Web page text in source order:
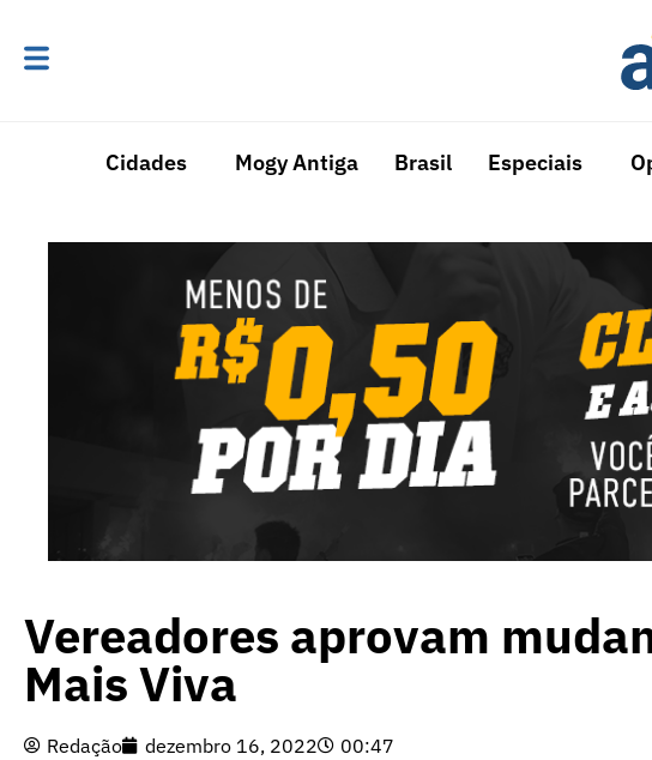
Cidades Mogy Antiga Brasil Especiais
Vereadores aprovam
Mais Viva
Redação dezembro 16, 2022 00:47